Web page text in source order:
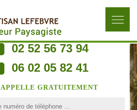
02 52 56 73 94
06 02 05 82 41
GRATUITEMENT